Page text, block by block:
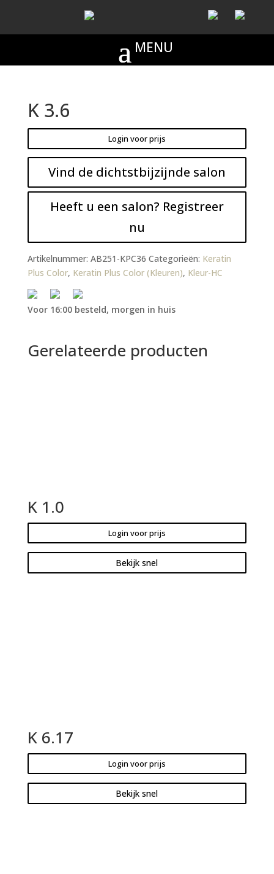
K 3.6
Login voor prijs
Vind de dichtstbijzijnde salon
Heeft u een salon? Registreer
nu
Artikelnummer: AB251-KPC36 Categorieën: Keratin
Plus Color, Keratin Plus Color (Kleuren), Kleur-HC
Voor 16:00 besteld, morgen in huis
Gerelateerde producten
K 1.0
Login voor prijs
Bekijk snel
K 6.17
Login voor prijs
Bekijk snel